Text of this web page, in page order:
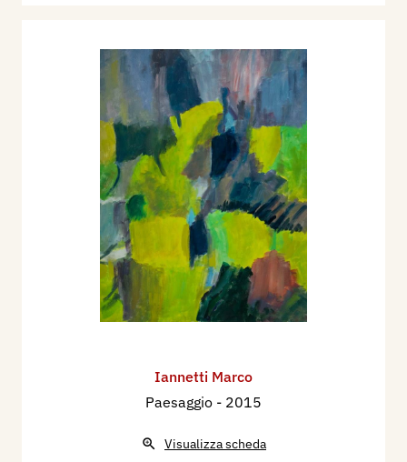
Iannetti Marco
Paesaggio - 2015
Visualizza scheda